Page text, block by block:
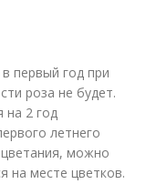
первый год при
роза не будет.
на 2 год
летнего
можно
на месте цветков.